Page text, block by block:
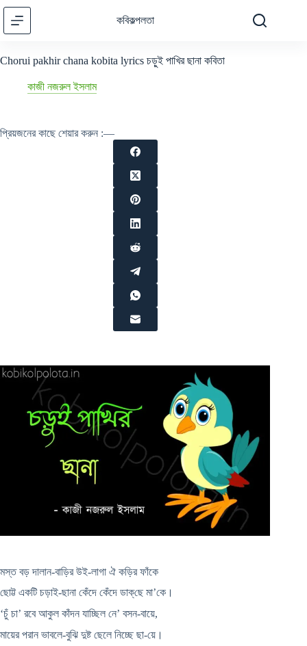
Skip
content
কবিকল্পলতা
Chorui pakhir chana kobita lyrics চড়ুই পাখির ছানা কবিতা
কাজী নজরুল ইসলাম
প্রিয়জনের কাছে শেয়ার করুন :—
মস্ত বড় দালান-বাড়ির উই-লাগা ঐ কড়ির ফাঁকে
ছোট্ট একটি চড়াই-ছানা কেঁদে কেঁদে ডাক্‌ছে মা’কে।
‌‘চুঁ চা’ রবে আকুল কাঁদন যাচ্ছিল নে’ বসন-বায়ে,
মায়ের পরান ভাবলে-বুঝি দুষ্ট ছেলে নিচ্ছে ছা-য়ে।